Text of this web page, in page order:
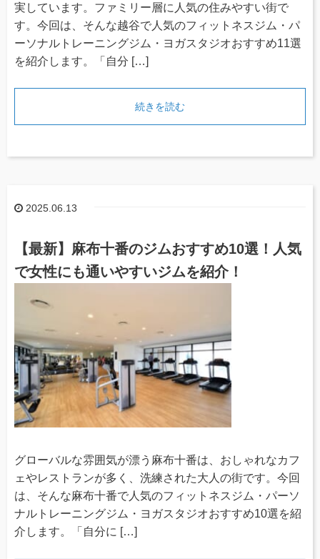
実しています。ファミリー層に人気の住みやすい街で
す。今回は、そんな越谷で人気のフィットネスジム・パ
ーソナルトレーニングジム・ヨガスタジオおすすめ11選
を紹介します。「自分 […]
続きを読む
2025.06.13
【最新】麻布十番のジムおすすめ10選！人気
で女性にも通いやすいジムを紹介！
グローバルな雰囲気が漂う麻布十番は、おしゃれなカフ
ェやレストランが多く、洗練された大人の街です。今回
は、そんな麻布十番で人気のフィットネスジム・パーソ
ナルトレーニングジム・ヨガスタジオおすすめ10選を紹
介します。「自分に […]